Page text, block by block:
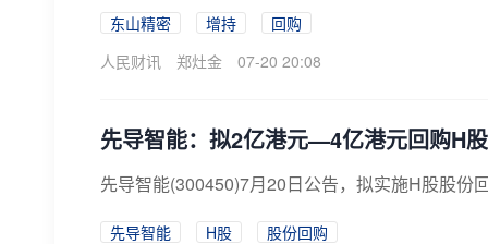
东山精密 增持
回购
人民财讯
郑灶金 07-20 20:08
先导智能：拟2亿港元—4亿港元回购H
先导智能(300450)7月20日公告，拟实施H股股份
先导智能 H股
股份回购